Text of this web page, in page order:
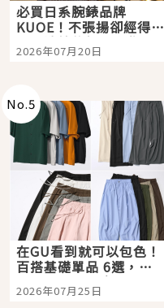
必買日系腕錶品牌
KUOE！不張揚卻經得起
時間洗鍊的經典之作五
選
2026年07月20日
No.5
在GU看到就可以包色！
百搭基礎單品 6選，閉
眼全收也不心疼
2026年07月25日